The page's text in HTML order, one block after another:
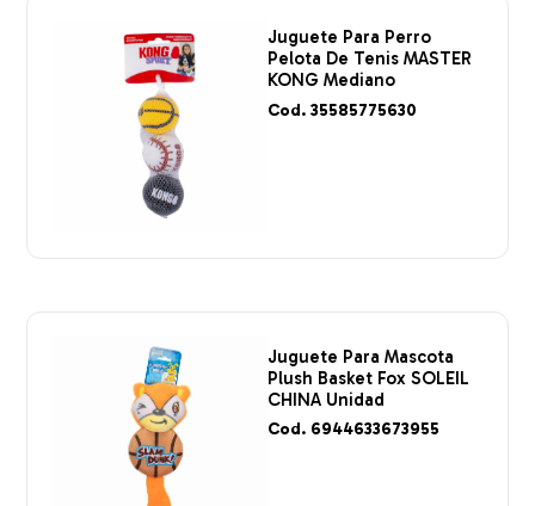
Juguete Para Perro
Pelota De Tenis MASTER
KONG Mediano
Cod. 35585775630
Juguete Para Mascota
Plush Basket Fox SOLEIL
CHINA Unidad
Cod. 6944633673955